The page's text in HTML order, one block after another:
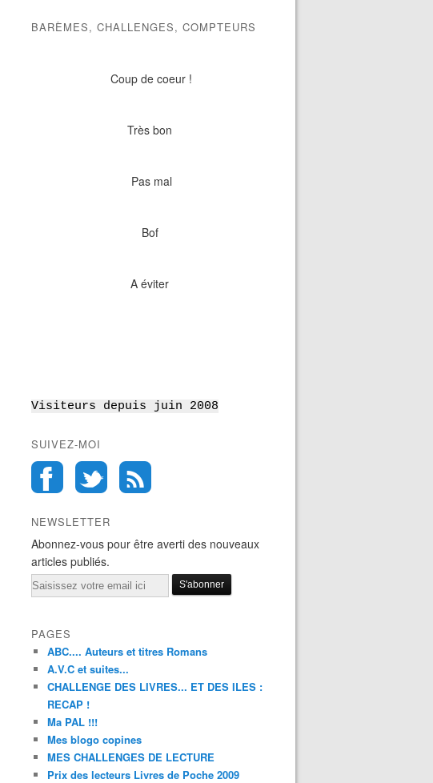
BARÈMES, CHALLENGES, COMPTEURS
Coup de coeur !
Très bon
Pas mal
Bof
A éviter
Visiteurs depuis juin 2008
SUIVEZ-MOI
NEWSLETTER
Abonnez-vous pour être averti des nouveaux
articles publiés.
Email
PAGES
ABC.... Auteurs et titres Romans
A.V.C et suites...
CHALLENGE DES LIVRES... ET DES ILES :
RECAP !
Ma PAL !!!
Mes blogo copines
MES CHALLENGES DE LECTURE
Prix des lecteurs Livres de Poche 2009